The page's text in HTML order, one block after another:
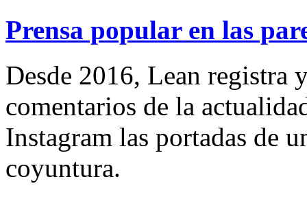
Prensa popular en las
Desde 2016, Lean registra
comentarios de la
Instagram las portadas de
coyuntura.